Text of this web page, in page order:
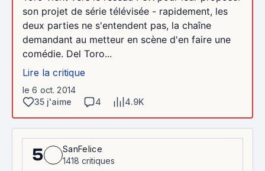
son projet de série télévisée - rapidement, les
deux parties ne s'entendent pas, la chaîne
demandant au metteur en scène d'en faire une
comédie. Del Toro...
Lire la critique
le 6 oct. 2014
35 j'aime
4 4.9K
5
SanFelice
1418 critiques